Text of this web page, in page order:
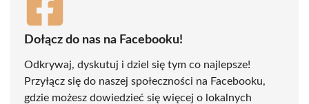
Dołącz do nas na Facebooku!
Odkrywaj, dyskutuj i dziel się tym co najlepsze!
Przyłącz się do naszej społeczności na Facebooku,
gdzie możesz dowiedzieć się więcej o lokalnych